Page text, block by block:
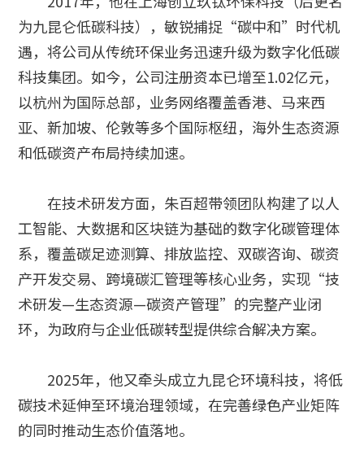
为九昆仑低碳科技），敏锐捕捉“碳中和”时代机
遇，将公司从传统环保业务迅速升级为数字化低碳
科技集团。如今，公司注册资本已增至1.02亿元，
以杭州为国际总部，业务网络覆盖香港、马来西
亚、新加坡、伦敦等多个国际枢纽，海外生态资源
和低碳资产布局持续加速。
在技术研发方面，朱百超带领团队构建了以人
工智能、大数据和区块链为基础的数字化碳管理体
系，覆盖碳足迹测算、排放监控、双碳咨询、碳资
产开发交易、跨境碳汇管理等核心业务，实现“技
术研发—生态资源—碳资产管理”的完整产业闭
环，为政府与企业低碳转型提供综合解决方案。
2025年，他又牵头成立九昆仑环境科技，将低
碳技术延伸至环境治理领域，在完善绿色产业矩阵
的同时推动生态价值落地。